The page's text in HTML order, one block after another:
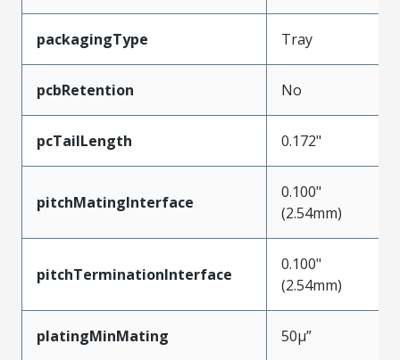
packagingType Tray
pcbRetention No
pcTailLength 0.172"
pitchMatingInterface
0.100"
(2.54mm)
pitchTerminationInterface
0.100"
(2.54mm)
platingMinMating 50µ”